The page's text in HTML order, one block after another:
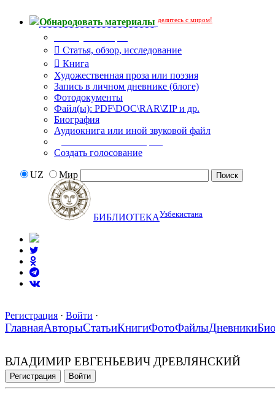
Обнародовать материалы делитесь с миром!
Статья, обзор, исследование
Книга
Художественная проза или поэзия
Запись в личном дневнике (блоге)
Фотодокументы
Файл(ы): PDF\DOC\RAR\ZIP и др.
Биография
Аудиокнига или иной звуковой файл
Создать голосование
UZ Мир
БИБЛИОТЕКАУзбекистана
Регистрация · Войти ·
ГлавнаяАвторыСтатьиКнигиФотоФайлыДневники
ВЛАДИМИР ЕВГЕНЬЕВИЧ ДРЕВЛЯНСКИЙ
Регистрация Войти